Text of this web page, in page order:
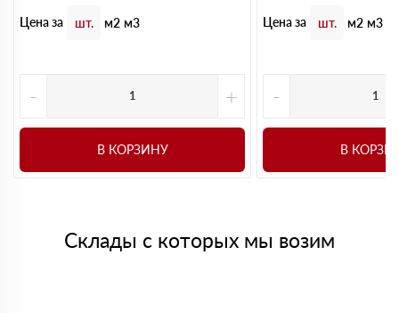
Цена за шт. м2 м3
- +
В КОРЗИНУ
Цена за шт. м2 м3
-
В
Склады с которых мы возим